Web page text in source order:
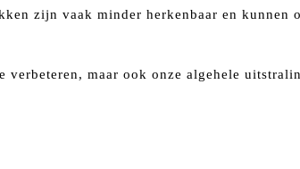
zijn vaak minder herkenbaar en
maar ook onze algehele